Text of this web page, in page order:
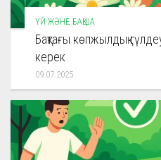
ҮЙ ЖӘНЕ БАҚША
Бақтағы көпжылдық
керек
09.07.2025